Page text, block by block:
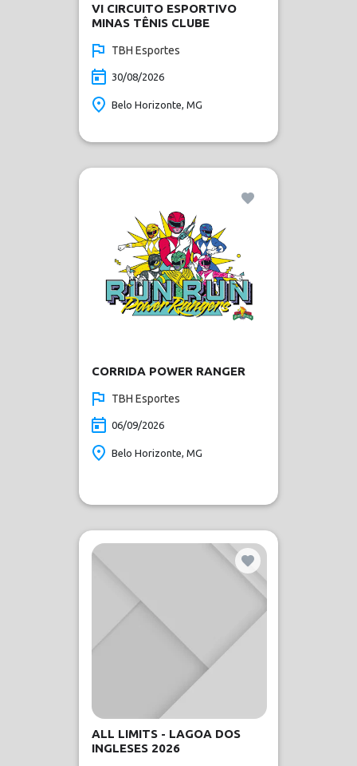
VI CIRCUITO ESPORTIVO
MINAS TÊNIS CLUBE
TBH Esportes
30/08/2026
Belo Horizonte, MG
CORRIDA POWER RANGER
TBH Esportes
06/09/2026
Belo Horizonte, MG
ALL LIMITS - LAGOA DOS
INGLESES 2026